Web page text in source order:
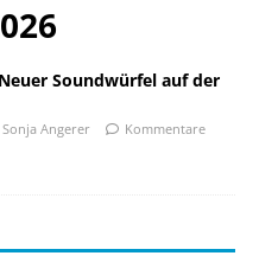
Soundwürfel auf der
Sonja Angerer
Kommentare